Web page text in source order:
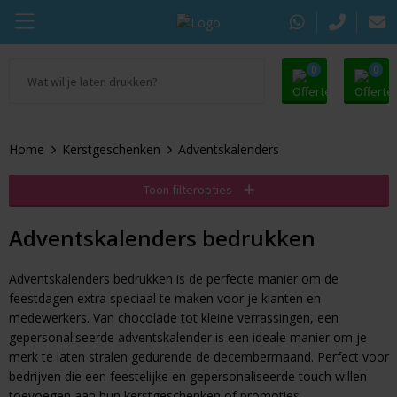
0 0
Chocolade
Kauwgom
Koekjes
Snacks
Snoeppotten
Alle promosupply
Oranje artikelen
Dag van de Zorg
Door de Brievenbus
Beurs
Pasen
Sinterklaas
Sportlife
Pringles
Tic Tac
Autodrop
Dextro Energie
Home Kerstgeschenken Adventskalenders
Toon filteropties
Adventskalenders bedrukken
Adventskalenders bedrukken is de perfecte manier om de
feestdagen extra speciaal te maken voor je klanten en
medewerkers. Van chocolade tot kleine verrassingen, een
gepersonaliseerde adventskalender is een ideale manier om je
merk te laten stralen gedurende de decembermaand. Perfect voor
bedrijven die een feestelijke en gepersonaliseerde touch willen